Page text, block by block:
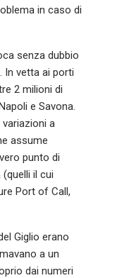
in caso di
senza dubbio
In vetta ai porti
2 milioni di
e Savona.
a
assume
punto di
il cui
Port of Call,
Giglio erano
a un
dai numeri